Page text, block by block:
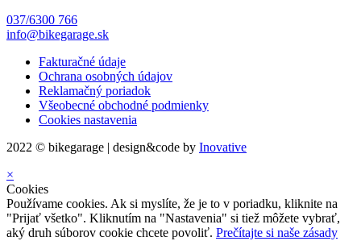
037/6300 766
info@bikegarage.sk
Fakturačné údaje
Ochrana osobných údajov
Reklamačný poriadok
Všeobecné obchodné podmienky
Cookies nastavenia
2022 © bikegarage | design&code by Inovative
×
Cookies
Používame cookies. Ak si myslíte, že je to v poriadku, kliknite na
"Prijať všetko". Kliknutím na "Nastavenia" si tiež môžete vybrať,
aký druh súborov cookie chcete povoliť. Prečítajte si naše zásady